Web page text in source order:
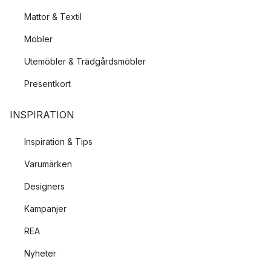
Mattor & Textil
Möbler
Utemöbler & Trädgårdsmöbler
Presentkort
INSPIRATION
Inspiration & Tips
Varumärken
Designers
Kampanjer
REA
Nyheter